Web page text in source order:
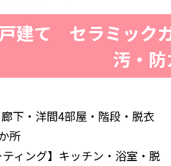
建て セラミック
汚・
廊下・洋間4部屋・階段・脱衣
所
ティング】キッチン・浴室・脱